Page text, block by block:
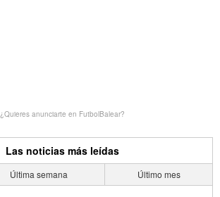
¿Quieres anunciarte en FutbolBalear?
Las noticias más leídas
Última semana Último mes